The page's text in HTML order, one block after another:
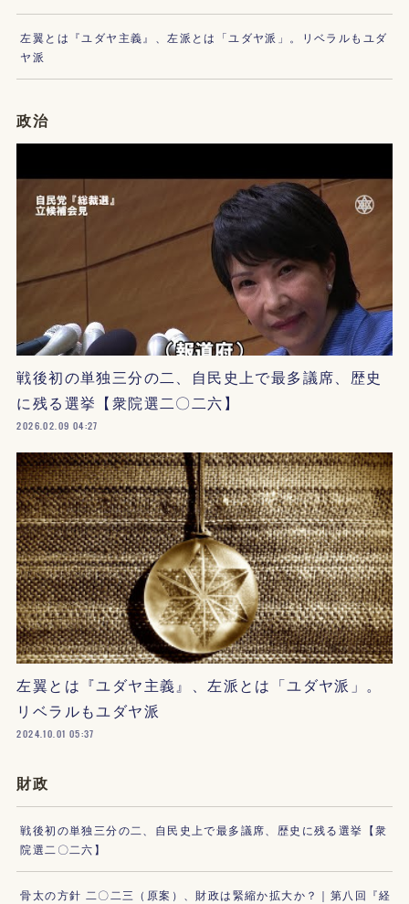
左翼とは『ユダヤ主義』、左派とは「ユダヤ派」。リベラルもユダ
ヤ派
政治
戦後初の単独三分の二、自民史上で最多議席、歴史
に残る選挙【衆院選二〇二六】
2026.02.09 04:27
左翼とは『ユダヤ主義』、左派とは「ユダヤ派」。
リベラルもユダヤ派
2024.10.01 05:37
財政
戦後初の単独三分の二、自民史上で最多議席、歴史に残る選挙【衆
院選二〇二六】
骨太の方針 二〇二三（原案）、財政は緊縮か拡大か？｜第八回『経